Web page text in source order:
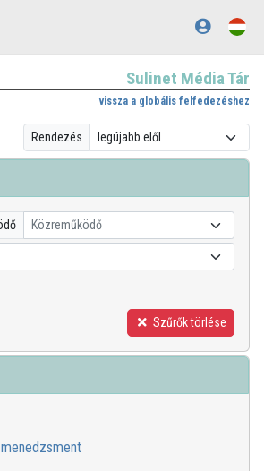
Sulinet Média Tár
vissza a globális felfedezéshez
Rendezés
Közreműködő
Szűrők törlése